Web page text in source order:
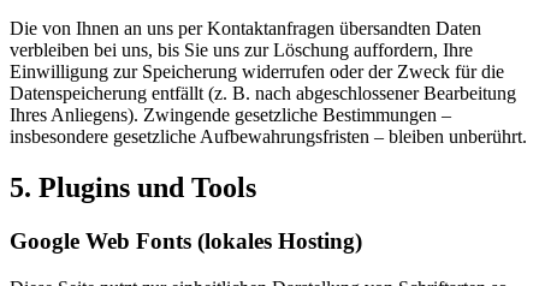
Die von Ihnen an uns per Kontaktanfragen übersandten Daten
verbleiben bei uns, bis Sie uns zur Löschung auffordern, Ihre
Einwilligung zur Speicherung widerrufen oder der Zweck für die
Datenspeicherung entfällt (z. B. nach abgeschlossener Bearbeitung
Ihres Anliegens). Zwingende gesetzliche Bestimmungen –
insbesondere gesetzliche Aufbewahrungsfristen – bleiben unberührt.
5. Plugins und Tools
Google Web Fonts (lokales Hosting)